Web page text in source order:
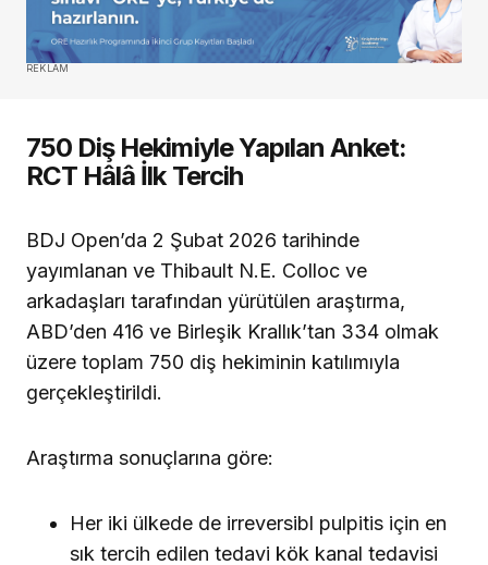
REKLAM
750 Diş Hekimiyle Yapılan Anket:
RCT Hâlâ İlk Tercih
BDJ Open’da 2 Şubat 2026 tarihinde
yayımlanan ve Thibault N.E. Colloc ve
arkadaşları tarafından yürütülen araştırma,
ABD’den 416 ve Birleşik Krallık’tan 334 olmak
üzere toplam 750 diş hekiminin katılımıyla
gerçekleştirildi.
Araştırma sonuçlarına göre:
Her iki ülkede de irreversibl pulpitis için en
sık tercih edilen tedavi kök kanal tedavisi